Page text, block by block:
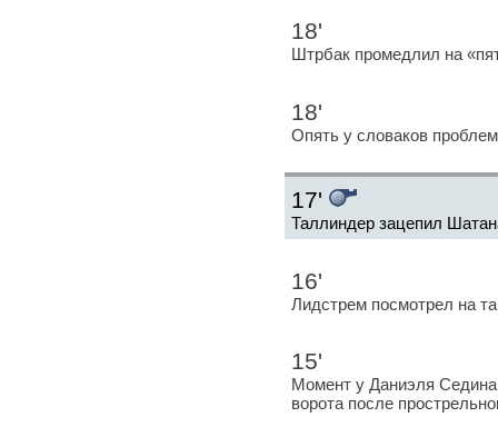
18'
Штрбак промедлил на
18'
Опять у словаков
17'
Таллиндер зацепил
16'
Лидстрем посмотрел на
15'
Момент у Даниэля
ворота после